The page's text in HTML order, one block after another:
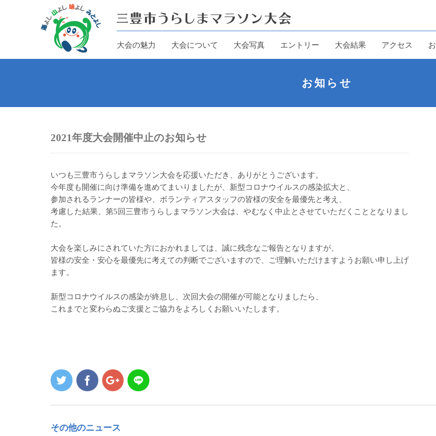
大会の魅力 大会について 大会写真 エントリー 大会結果 アクセス
お知らせ
2021年度大会開催中止のお知らせ
いつも三豊市うらしまマラソン大会を応援いただき、ありがとうございます。
今年度も開催に向け準備を進めてまいりましたが、新型コロナウイルスの感染拡大と、
参加されるランナーの皆様や、ボランティアスタッフの皆様の安全を最優先と考え、
考慮した結果、第5回三豊市うらしまマラソン大会は、やむなく中止とさせていただくこととなりまし
た。
大会を楽しみにされていた方におかれましては、誠に残念なご報告となりますが、
皆様の安全・安心を最優先に考えての判断でございますので、ご理解いただけますようお願い申し上げ
ます。
新型コロナウイルスの感染が終息し、次回大会の開催が可能となりましたら、
これまでと変わらぬご支援とご協力をよろしくお願いいたします。
その他のニュース